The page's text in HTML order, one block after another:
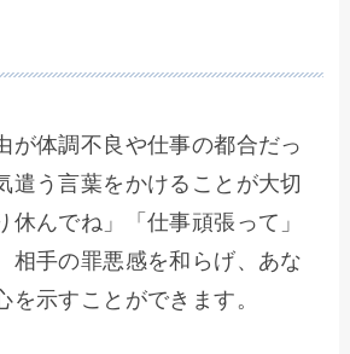
が体調不良や仕事の都合だっ
遣う言葉をかけることが大切
休んでね」「仕事頑張って」
相手の罪悪感を和らげ、あな
を示すことができます。